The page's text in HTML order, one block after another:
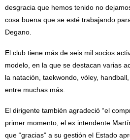
desgracia que hemos tenido no
cosa buena que se esté trabajando
Degano.
El club tiene más de seis mil socios
modelo, en la que se destacan varias
la natación, taekwondo, vóley,
entre muchas más.
El dirigente también agradeció “el
primer momento, el ex intendente
que “gracias” a su gestión el Estado